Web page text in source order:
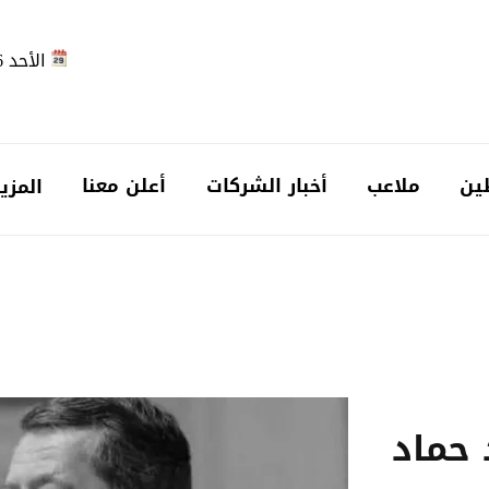
الأحد 2026-08-09
ملاعب أخبار الشركات أعلن معنا
حماد